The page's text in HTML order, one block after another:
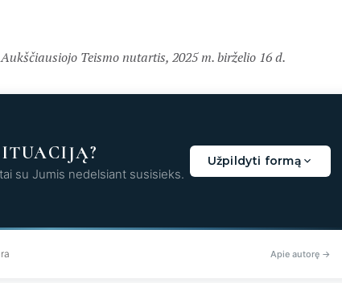
Teismo nutartis, 2025 m. birželio 16 d.
su Jumis nedelsiant susisieks.
Užpildyti formą
Apie autorę →